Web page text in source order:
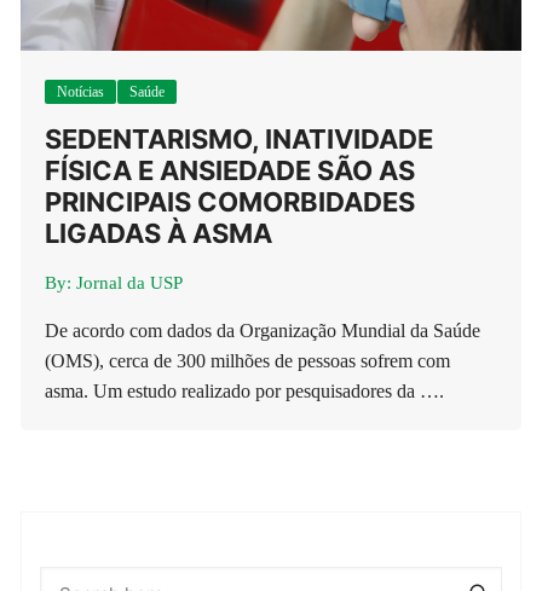
Notícias Saúde
SEDENTARISMO, INATIVIDADE
FÍSICA E ANSIEDADE SÃO AS
PRINCIPAIS COMORBIDADES
LIGADAS À ASMA
By: Jornal da USP
De acordo com dados da Organização Mundial da Saúde
(OMS), cerca de 300 milhões de pessoas sofrem com
asma. Um estudo realizado por pesquisadores da ….